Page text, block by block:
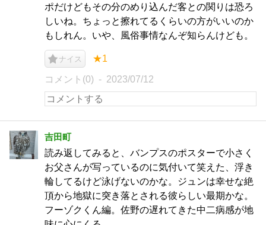
ポだけどもその分のめり込んだ客との関りは恐ろ
しいね。ちょっと擦れてるくらいの方がいいのか
もしれん。いや、風俗事情なんぞ知らんけども。
ナイス ★1
コメント(0) 2023/07/12
吉田町
読み返してみると、バンプスのポスターで小さく
お父さんが写っているのに気付いて笑えた、浮き
輪してるけど泳げないのかな。ジュンは幸せな絶
頂から地獄に突き落とされる彼らしい最期かな。
フーゾクくん編。佐野の遅れてきた中二病感が地